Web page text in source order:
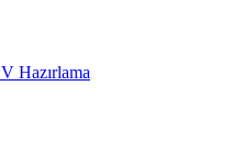
Hazırlama